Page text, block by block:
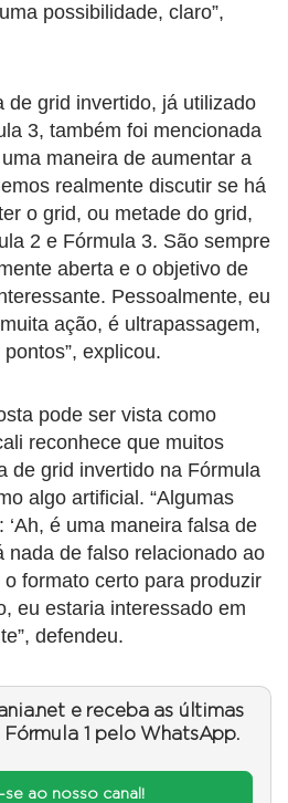
possibilidade, claro”,
de grid invertido, já utilizado
3, também foi mencionada
maneira de aumentar a
realmente discutir se há
o grid, ou metade do grid,
2 e Fórmula 3. São sempre
aberta e o objetivo de
Pessoalmente, eu
ação, é ultrapassagem,
explicou.
pode ser vista como
reconhece que muitos
de grid invertido na Fórmula
algo artificial. “Algumas
é uma maneira falsa de
nada de falso relacionado ao
formato certo para produzir
eu estaria interessado em
defendeu.
e receba as últimas
1 pelo WhatsApp.
ao nosso canal!